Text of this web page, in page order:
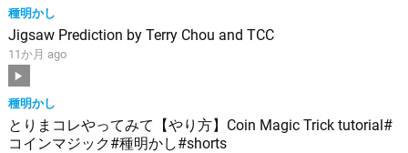
種明かし
Jigsaw Prediction by Terry Chou and TCC
11か月 ago
種明かし
とりまコレやってみて【やり方】Coin Magic Trick tutorial#
コインマジック#種明かし#shorts